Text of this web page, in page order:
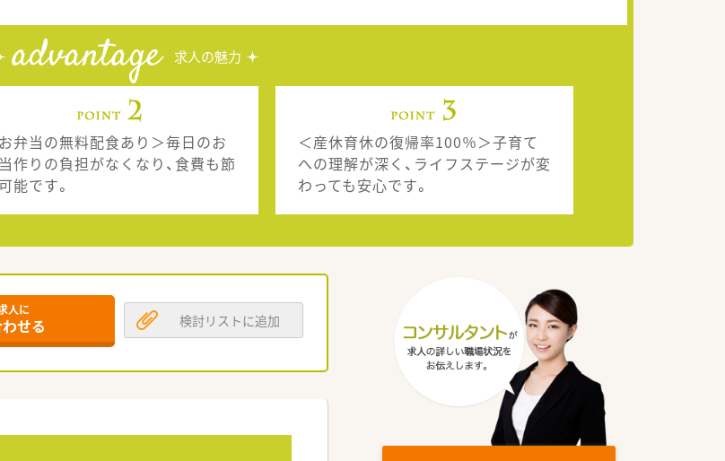
advantage 求人の魅力
弁当の無料配食あり＞毎日のお
作りの負担がなくなり、食費も節
能です。
＜産休育休の復帰率100％＞子育て
への理解が深く、ライフステージが変
わっても安心です。
人に
せる 検討リストに追加